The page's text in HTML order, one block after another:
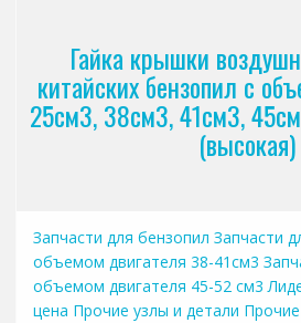
Гайка крышки
китайских бензопил с
25см3, 38см3, 41см3,
(высокая)
Запчасти для бензопил Запчасти
объемом двигателя 38-41см3
объемом двигателя 45-52 см3
цена Прочие узлы и детали